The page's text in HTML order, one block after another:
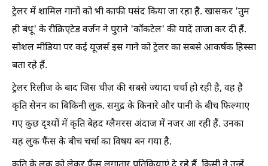
ट्रेलर में शामिल गानों को भी काफी पसंद किया जा रहा है. खासकर 'तुम
ही बंधू' के रीक्रिएटेड वर्जन ने पुराने 'कॉकटेल' की यादें ताजा कर दी हैं.
सोशल मीडिया पर कई यूजर्स इस गाने को ट्रेलर का सबसे आकर्षक हिस्सा
बता रहे हैं.
ट्रेलर रिलीज के बाद जिस चीज़ की सबसे ज्यादा चर्चा हो रही है, वह है
कृति सेनन का बिकिनी लुक. समुद्र के किनारे और पानी के बीच फिल्माए
गए कुछ दृश्यों में कृति बेहद ग्लैमरस अंदाज में नजर आ रही हैं. उनका
यह लुक फैंस के बीच चर्चा का विषय बन गया है.